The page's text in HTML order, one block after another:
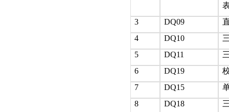
3
DQ09
4
DQ10
5
DQ11
6
DQ19
7
DQ15
8
DQ18